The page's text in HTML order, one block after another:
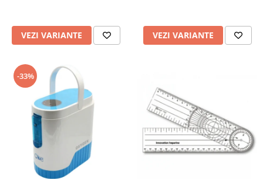
VEZI VARIANTE VEZI VARIANTE
-33%